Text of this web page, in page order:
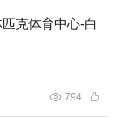
外，却解决了羊
方，我们需要不
部电影让学播音
播音主持的家属”
原“咩咩之歌”，
力。
克体育中心-白
794